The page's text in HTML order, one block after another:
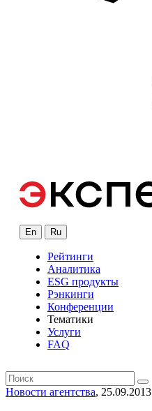
En Ru
Рейтинги
Аналитика
ESG продукты
Рэнкинги
Конференции
Тематики
Услуги
FAQ
Новости агентства, 25.09.2013